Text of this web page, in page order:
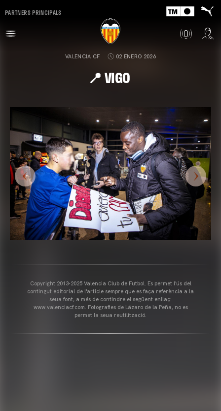
PARTNERS PRINCIPALS
VALENCIA CF 02 ENERO 2026
📍 VIGO
Copyright 2013-2025 Valencia Club de Futbol. Es permet l'ús del
contingut editorial de l'article sempre que es faça referència a la
seua font, a més de contindre el següent enllaç:
www.valenciacf.com. Fotografies de Lázaro de la Peña, no es
permet la seua reutilització.